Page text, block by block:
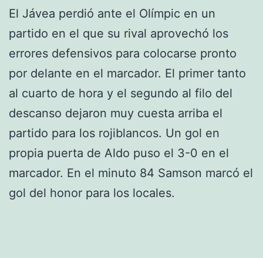
El Jávea perdió ante el Olímpic en un
partido en el que su rival aprovechó los
errores defensivos para colocarse pronto
por delante en el marcador. El primer tanto
al cuarto de hora y el segundo al filo del
descanso dejaron muy cuesta arriba el
partido para los rojiblancos. Un gol en
propia puerta de Aldo puso el 3-0 en el
marcador. En el minuto 84 Samson marcó el
gol del honor para los locales.